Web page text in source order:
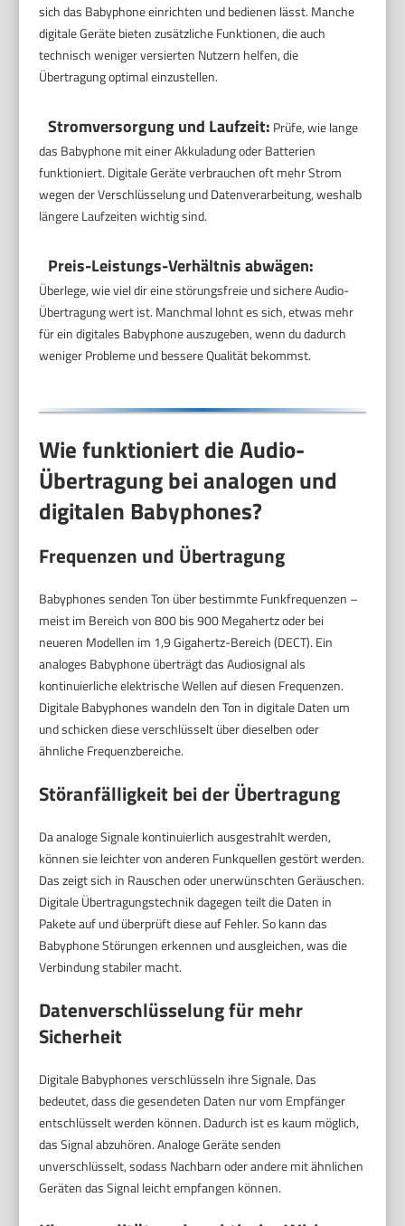
sich das Babyphone einrichten und bedienen lässt. Manche
digitale Geräte bieten zusätzliche Funktionen, die auch
technisch weniger versierten Nutzern helfen, die
Übertragung optimal einzustellen.
Stromversorgung und Laufzeit: Prüfe, wie lange
das Babyphone mit einer Akkuladung oder Batterien
funktioniert. Digitale Geräte verbrauchen oft mehr Strom
wegen der Verschlüsselung und Datenverarbeitung, weshalb
längere Laufzeiten wichtig sind.
Preis-Leistungs-Verhältnis abwägen:
Überlege, wie viel dir eine störungsfreie und sichere Audio-
Übertragung wert ist. Manchmal lohnt es sich, etwas mehr
für ein digitales Babyphone auszugeben, wenn du dadurch
weniger Probleme und bessere Qualität bekommst.
Wie funktioniert die Audio-
Übertragung bei analogen und
digitalen Babyphones?
Frequenzen und Übertragung
Babyphones senden Ton über bestimmte Funkfrequenzen –
meist im Bereich von 800 bis 900 Megahertz oder bei
neueren Modellen im 1,9 Gigahertz-Bereich (DECT). Ein
analoges Babyphone überträgt das Audiosignal als
kontinuierliche elektrische Wellen auf diesen Frequenzen.
Digitale Babyphones wandeln den Ton in digitale Daten um
und schicken diese verschlüsselt über dieselben oder
ähnliche Frequenzbereiche.
Störanfälligkeit bei der Übertragung
Da analoge Signale kontinuierlich ausgestrahlt werden,
können sie leichter von anderen Funkquellen gestört werden.
Das zeigt sich in Rauschen oder unerwünschten Geräuschen.
Digitale Übertragungstechnik dagegen teilt die Daten in
Pakete auf und überprüft diese auf Fehler. So kann das
Babyphone Störungen erkennen und ausgleichen, was die
Verbindung stabiler macht.
Datenverschlüsselung für mehr
Sicherheit
Digitale Babyphones verschlüsseln ihre Signale. Das
bedeutet, dass die gesendeten Daten nur vom Empfänger
entschlüsselt werden können. Dadurch ist es kaum möglich,
das Signal abzuhören. Analoge Geräte senden
unverschlüsselt, sodass Nachbarn oder andere mit ähnlichen
Geräten das Signal leicht empfangen können.